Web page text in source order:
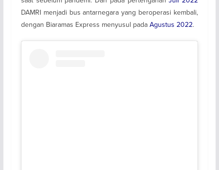
DAMRI menjadi bus antarnegara yang beroperasi kembali,
dengan Biaramas Express menyusul pada Agustus 2022.